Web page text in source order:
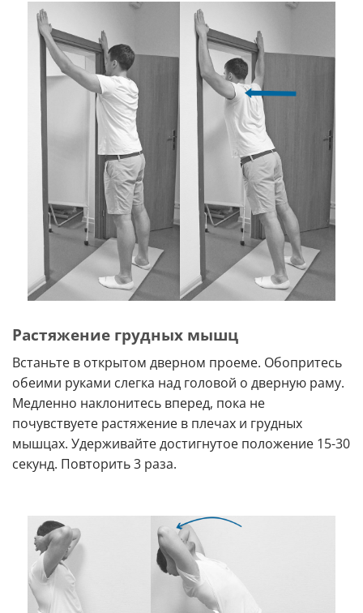
Растяжение грудных мышц
Встаньте в открытом дверном проеме. Обопритесь
обеими руками слегка над головой о дверную раму.
Медленно наклонитесь вперед, пока не
почувствуете растяжение в плечах и грудных
мышцах. Удерживайте достигнутое положение 15-30
секунд. Повторить 3 раза.